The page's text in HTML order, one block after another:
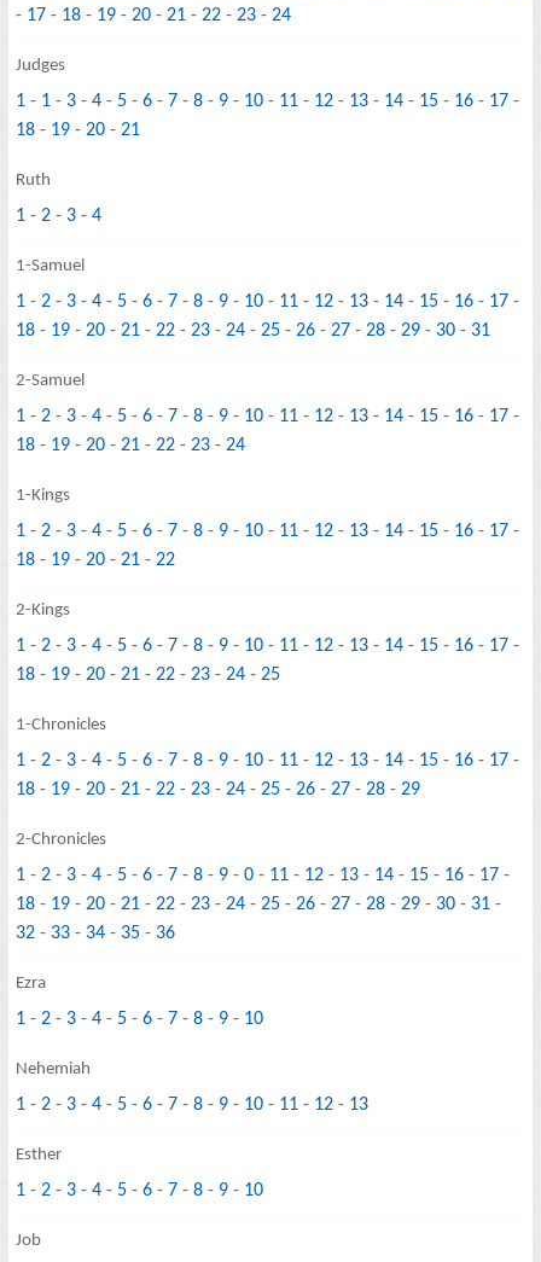
- 17 - 18 - 19 -20 -21 -22 -23 -24
Judges
1 - 1 - 3 -4 - 5 -6 - 7 -8 - 9 - 10 - 11 - 12 - 13 - 14 - 15 - 16 - 17 -
18 - 19 -20 -21
Ruth
1 -2 - 3 -4
1-Samuel
1 -2 - 3 -4 - 5 -6 - 7 -8 - 9 - 10 - 11 - 12 - 13 - 14 - 15 - 16 - 17 -
18 - 19 -20 -21 -22 -23 -24 -25 -26 -27 -28 -29 - 30 - 31
2-Samuel
1 -2 - 3 -4 - 5 -6 - 7 -8 - 9 - 10 - 11 - 12 - 13 - 14 - 15 - 16 - 17 -
18 - 19 -20 -21 -22 -23 -24
1-Kings
1 -2 - 3 -4 - 5 -6 - 7 -8 - 9 - 10 - 11 - 12 - 13 - 14 - 15 - 16 - 17 -
18 - 19 -20 -21 -22
2-Kings
1 -2 - 3 -4 - 5 -6 - 7 -8 - 9 - 10 - 11 - 12 - 13 - 14 - 15 - 16 - 17 -
18 - 19 -20 -21 -22 -23 -24 -25
1-Chronicles
1 -2 - 3 -4 - 5 -6 - 7 -8 - 9 - 10 - 11 - 12 - 13 - 14 - 15 - 16 - 17 -
18 - 19 -20 -21 -22 -23 -24 -25 -26 -27 -28 -29
2-Chronicles
1 -2 - 3 -4 - 5 -6 - 7 -8 - 9 -0 - 11 - 12 - 13 - 14 - 15 - 16 - 17 -
18 - 19 -20 -21 -22 -23 -24 -25 -26 -27 -28 -29 - 30 - 31 -
32 - 33 - 34 - 35 - 36
Ezra
1 -2 - 3 -4 - 5 -6 - 7 -8 - 9 - 10
Nehemiah
1 -2 - 3 -4 - 5 -6 - 7 -8 - 9 - 10 - 11 - 12 - 13
Esther
1 -2 - 3 -4 - 5 -6 - 7 -8 - 9 - 10
Job